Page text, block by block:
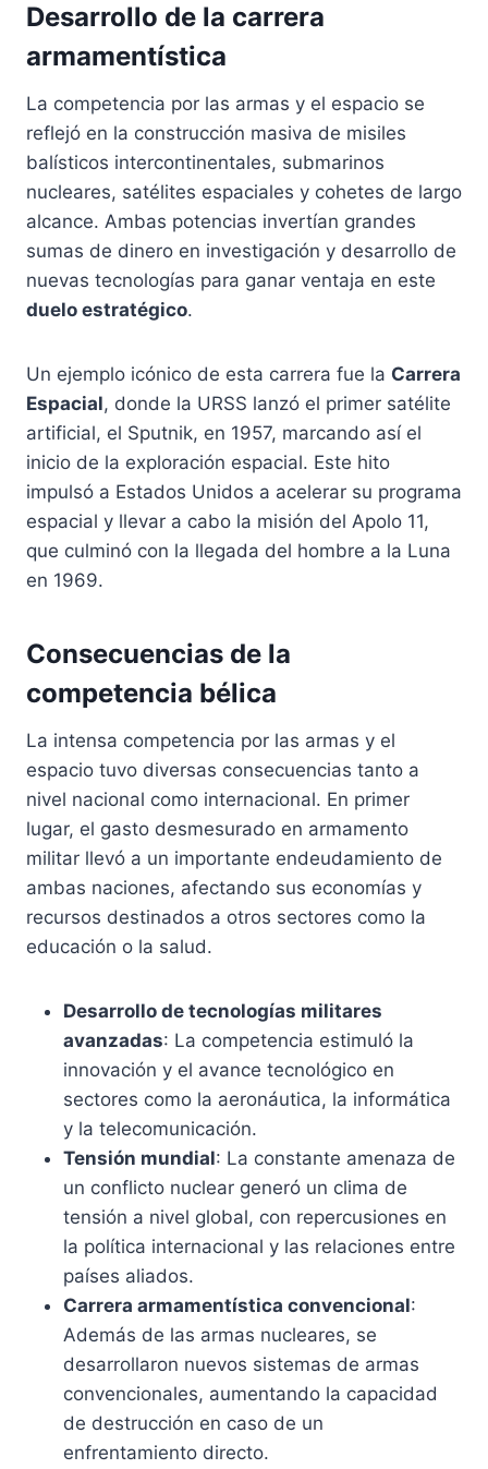
Desarrollo de la carrera
armamentística
La competencia por las armas y el espacio se
reflejó en la construcción masiva de misiles
balísticos intercontinentales, submarinos
nucleares, satélites espaciales y cohetes de largo
alcance. Ambas potencias invertían grandes
sumas de dinero en investigación y desarrollo de
nuevas tecnologías para ganar ventaja en este
duelo estratégico.
Un ejemplo icónico de esta carrera fue la Carrera
Espacial, donde la URSS lanzó el primer satélite
artificial, el Sputnik, en 1957, marcando así el
inicio de la exploración espacial. Este hito
impulsó a Estados Unidos a acelerar su programa
espacial y llevar a cabo la misión del Apolo 11,
que culminó con la llegada del hombre a la Luna
en 1969.
Consecuencias de la
competencia bélica
La intensa competencia por las armas y el
espacio tuvo diversas consecuencias tanto a
nivel nacional como internacional. En primer
lugar, el gasto desmesurado en armamento
militar llevó a un importante endeudamiento de
ambas naciones, afectando sus economías y
recursos destinados a otros sectores como la
educación o la salud.
Desarrollo de tecnologías militares
avanzadas: La competencia estimuló la
innovación y el avance tecnológico en
sectores como la aeronáutica, la informática
y la telecomunicación.
Tensión mundial: La constante amenaza de
un conflicto nuclear generó un clima de
tensión a nivel global, con repercusiones en
la política internacional y las relaciones entre
países aliados.
Carrera armamentística convencional:
Además de las armas nucleares, se
desarrollaron nuevos sistemas de armas
convencionales, aumentando la capacidad
de destrucción en caso de un
enfrentamiento directo.